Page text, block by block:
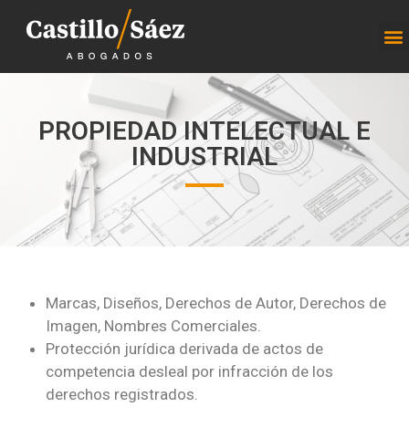
PROPIEDAD INTELECTUAL E
INDUSTRIAL
Marcas, Diseños, Derechos de Autor, Derechos de
Imagen, Nombres Comerciales.
Protección jurídica derivada de actos de
competencia desleal por infracción de los
derechos registrados.